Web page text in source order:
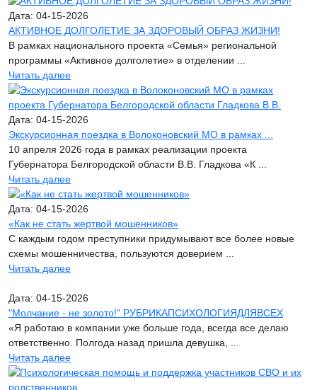
Дата: 04-15-2026
АКТИВНОЕ ДОЛГОЛЕТИЕ ЗА ЗДОРОВЫЙ ОБРАЗ ЖИЗНИ!
В рамках национального проекта «Семья» региональной
программы «Активное долголетие» в отделении ...
Читать далее
Дата: 04-15-2026
Экскурсионная поездка в Волоконовский МО в рамках ...
10 апреля 2026 года в рамках реализации проекта
Губернатора Белгородской области В.В. Гладкова «К ...
Читать далее
Дата: 04-15-2026
«Как не стать жертвой мошенников»
С каждым годом преступники придумывают все более новые
схемы мошенничества, пользуются доверием ...
Читать далее
Дата: 04-15-2026
"Молчание - не золото!" РУБРИКАПСИХОЛОГИЯДЛЯВСЕХ
«Я работаю в компании уже больше года, всегда все делаю
ответственно. Полгода назад пришла девушка, ...
Читать далее